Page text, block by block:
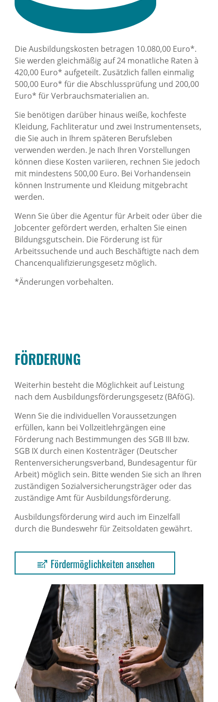
Die Ausbildungskosten betragen 10.080,00 Euro*.
Sie werden gleichmäßig auf 24 monatliche Raten à
420,00 Euro* aufgeteilt. Zusätzlich fallen einmalig
500,00 Euro* für die Abschlussprüfung und 200,00
Euro* für Verbrauchsmaterialien an.
Sie benötigen darüber hinaus weiße, kochfeste
Kleidung, Fachliteratur und zwei Instrumentensets,
die Sie auch in Ihrem späteren Berufsleben
verwenden werden. Je nach Ihren Vorstellungen
können diese Kosten variieren, rechnen Sie jedoch
mit mindestens 500,00 Euro. Bei Vorhandensein
können Instrumente und Kleidung mitgebracht
werden.
Wenn Sie über die Agentur für Arbeit oder über die
Jobcenter gefördert werden, erhalten Sie einen
Bildungsgutschein. Die Förderung ist für
Arbeitssuchende und auch Beschäftigte nach dem
Chancenqualifizierungsgesetz möglich.
*Änderungen vorbehalten.
FÖRDERUNG
Weiterhin besteht die Möglichkeit auf Leistung
nach dem Ausbildungsförderungsgesetz (BAföG).
Wenn Sie die individuellen Voraussetzungen
erfüllen, kann bei Vollzeitlehrgängen eine
Förderung nach Bestimmungen des SGB III bzw.
SGB IX durch einen Kostenträger (Deutscher
Rentenversicherungsverband, Bundesagentur für
Arbeit) möglich sein. Bitte wenden Sie sich an Ihren
zuständigen Sozialversicherungsträger oder das
zuständige Amt für Ausbildungsförderung.
Ausbildungsförderung wird auch im Einzelfall
durch die Bundeswehr für Zeitsoldaten gewährt.
Fördermöglichkeiten ansehen